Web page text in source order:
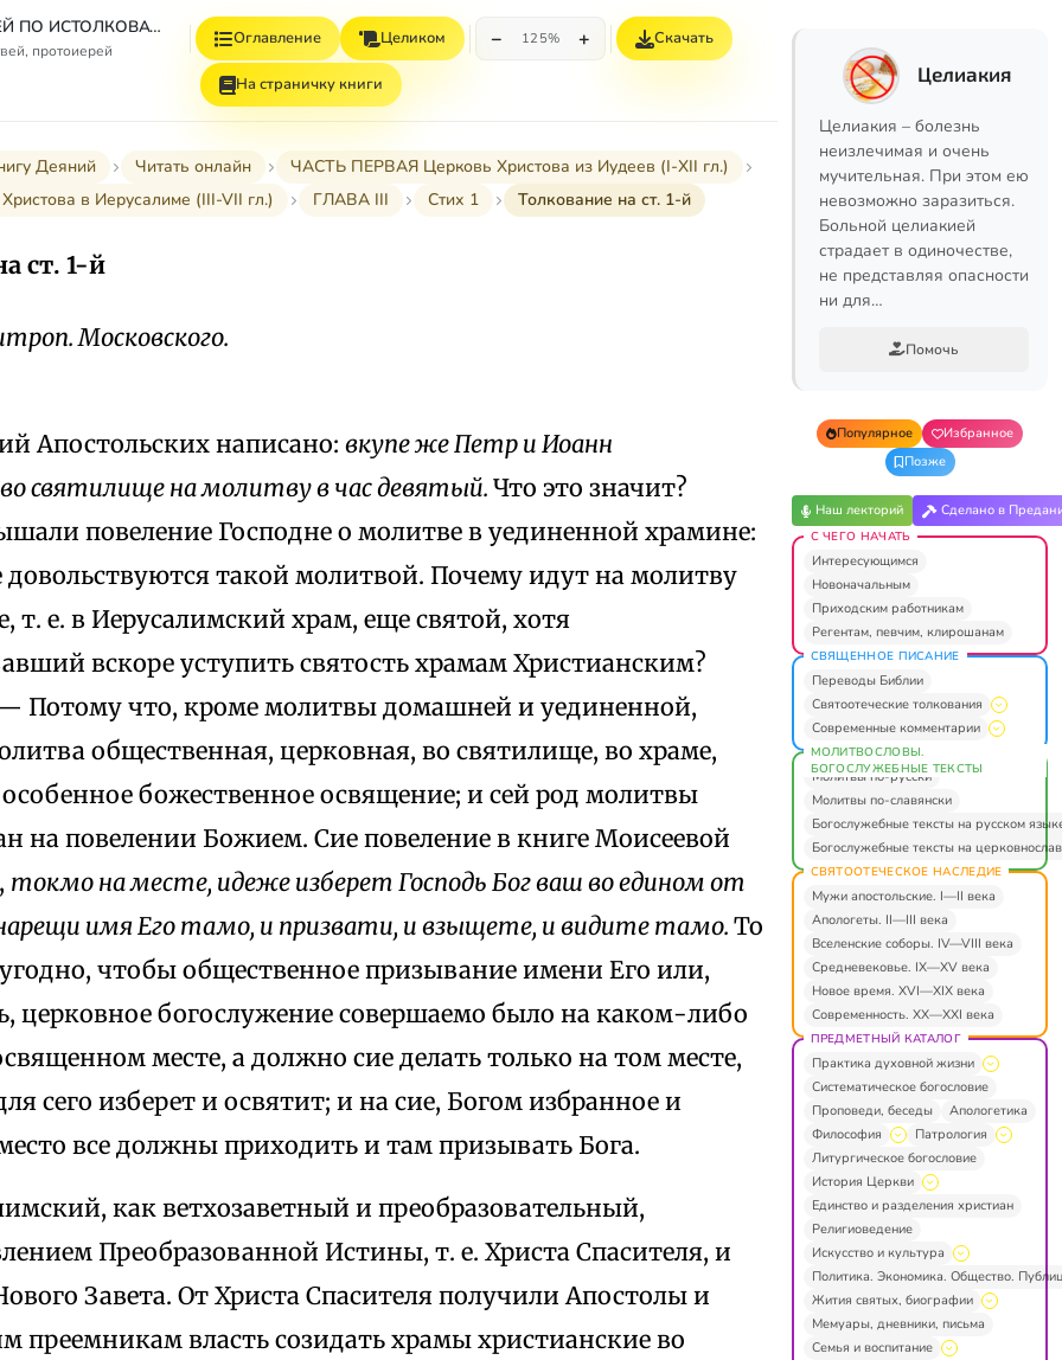
СБОРНИК СТАТЕЙ ПО ИСТОЛКОВАТЕЛЬНОМУ И НАЗИДАТЕЛЬНОМУ ЧТЕНИЮ ДЕЯНИЙ СВЯТЫХ АПОСТОЛОВ
протоиерей
Оглавление Целиком − 125% + Скачать
На страничку книги
Деяний Читать онлайн
ЧАСТЬ ПЕРВАЯ Церковь Христова из Иудеев (I-XII гл.)
в Иерусалиме (III-VII гл.)
ГЛАВА III Стих 1 Толкование на ст. 1-й
ст. 1-й
Московского.
Апостольских написано: вкупе же Петр и Иоанн
святилище на молитву в час девятый. Что это значит?
повеление Господне о молитве в уединенной храмине:
такой молитвой. Почему идут на молитву
т. е. в Иерусалимский храм, еще святой, хотя
вскоре уступить святость храмам Христианским?
Потому что, кроме молитвы домашней и уединенной,
общественная, церковная, во святилище, во храме,
божественное освящение; и сей род молитвы
на повелении Божием. Сие повеление в книге Моисеевой
токмо на месте, идеже изберет Господь Бог ваш во едином от
имя Его тамо, и призвати, и взыщете, и видите тамо. То
угодно, чтобы общественное призывание имени Его или,
церковное богослужение совершаемо было на каком-либо
месте, а должно сие делать только на том месте,
сего изберет и освятит; и на сие, Богом избранное и
все должны приходить и там призывать Бога.
как ветхозаветный и преобразовательный,
Преобразованной Истины, т. е. Христа Спасителя, и
Завета. От Христа Спасителя получили Апостолы и
преемникам власть созидать храмы христианские во
Целиакия
Целиакия – болезнь
неизлечимая и очень
мучительная. При этом ею
невозможно заразиться.
Больной целиакией
страдает в одиночестве,
не представляя опасности
ни для…
Помочь
Популярное
Избранное
Позже
Наш лекторий Сделано в
С ЧЕГО НАЧАТЬ
Интересующимся
Новоначальным
Приходским работникам
Регентам, певчим, клирошанам
СВЯЩЕННОЕ ПИСАНИЕ
Переводы Библии
Святоотеческие толкования
Современные комментарии
МОЛИТВОСЛОВЫ.
БОГОСЛУЖЕБНЫЕ ТЕКСТЫ
Молитвы по-русски
Молитвы по-славянски
Богослужебные тексты на русском
Богослужебные тексты на
СВЯТООТЕЧЕСКОЕ НАСЛЕДИЕ
Мужи апостольские. I—II века
Апологеты. II—III века
Вселенские соборы. IV—VIII века
Средневековье. IX—XV века
Новое время. XVI—XIX века
Современность. XX—XXI века
ПРЕДМЕТНЫЙ КАТАЛОГ
Практика духовной жизни
Систематическое богословие
Проповеди, беседы
Апологетика
Философия
Патрология
Литургическое богословие
История Церкви
Единство и разделения христиан
Религиоведение
Искусство и культура
Политика. Экономика. Общество.
Жития святых, биографии
Мемуары, дневники, письма
Семья и воспитание